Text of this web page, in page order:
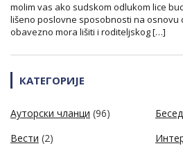
molim vas ako sudskom odlukom lice
lišeno poslovne sposobnosti na osnovu
obavezno mora lišiti i roditeljskog […]
КАТЕГОРИЈЕ
Ауторски чланци (96)
Вести (2)